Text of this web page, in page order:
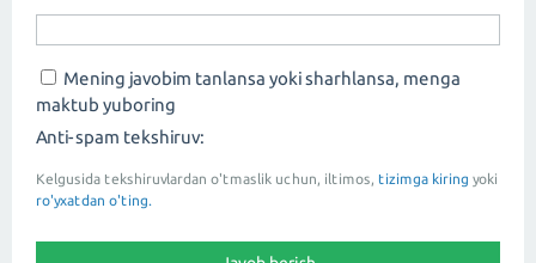
Mening javobim tanlansa yoki sharhlansa, menga
maktub yuboring
Anti-spam tekshiruv:
Kelgusida tekshiruvlardan o'tmaslik uchun, iltimos, tizimga kiring yoki
ro'yxatdan o'ting.